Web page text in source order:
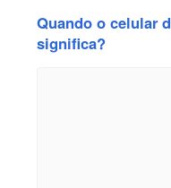
Quando o celular
significa?